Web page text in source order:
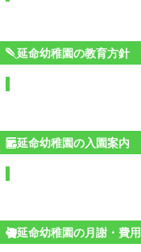
延命幼稚園の教育方針
延命幼稚園の入園案内
延命幼稚園の月謝・費用